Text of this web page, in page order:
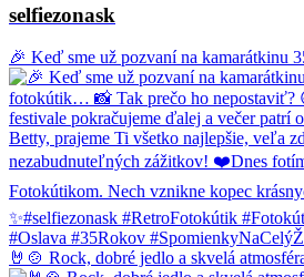
selfiezonask
🎉 Keď sme už pozvaní na kamarátkinu
🤘🍲 Rock, dobré jedlo a skvelá